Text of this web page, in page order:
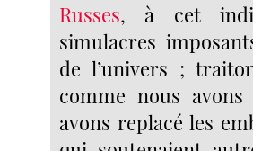
Russes, à cet
simulacres
de l’univers ;
comme nous
avons replacé les